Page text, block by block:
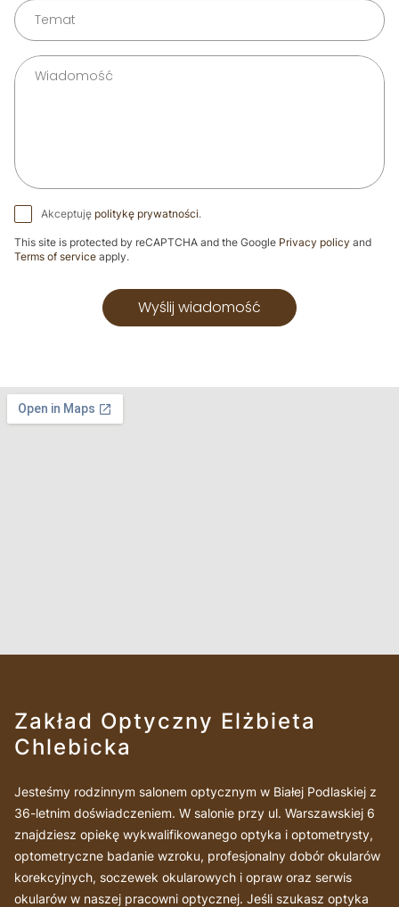
Akceptuję politykę prywatności.
This site is protected by reCAPTCHA and the Google Privacy policy and
Terms of service apply.
Wyślij wiadomość
Zakład Optyczny Elżbieta
Chlebicka
Jesteśmy rodzinnym salonem optycznym w Białej Podlaskiej z
36-letnim doświadczeniem. W salonie przy ul. Warszawskiej 6
znajdziesz opiekę wykwalifikowanego optyka i optometrysty,
optometryczne badanie wzroku, profesjonalny dobór okularów
korekcyjnych, soczewek okularowych i opraw oraz serwis
okularów w naszej pracowni optycznej. Jeśli szukasz optyka